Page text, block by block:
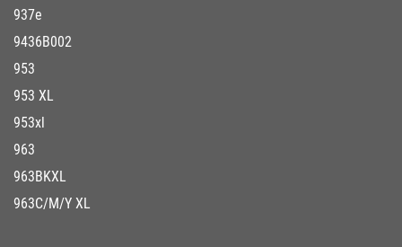
937e
9436B002
953
953 XL
953xl
963
963BKXL
963C/M/Y XL